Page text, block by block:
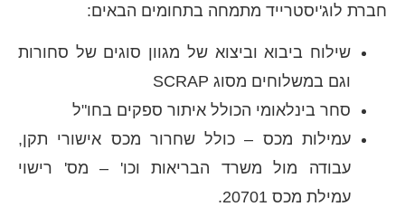
חברת לוג'יסטרייד מתמחה בתחומים הבאים:
שילוח ביבוא וביצוא של מגוון סוגים של סחורות
וגם במשלוחים מסוג SCRAP
סחר בינלאומי הכולל איתור ספקים בחו"ל
עמילות מכס – כולל שחרור מכס אישורי תקן,
עבודה מול משרד הבריאות וכו' – מס' רישוי
עמילת מכס 20701.